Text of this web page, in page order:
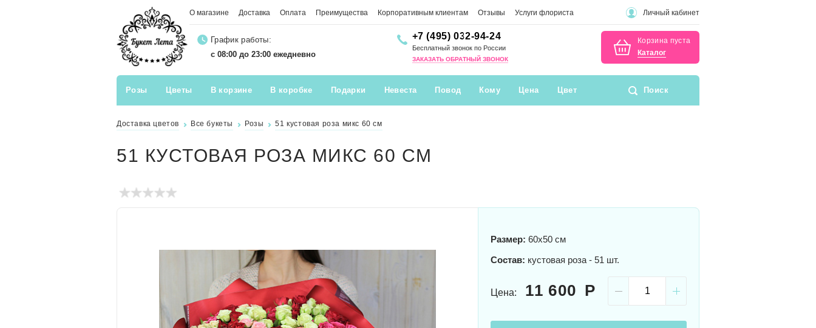
О магазине Доставка Оплата Преимущества Корпоративным клиентам Отзывы Услуги флориста Личный кабинет
График работы:
с 08:00 до 23:00 ежедневно
+7 (495) 032-94-24
Бесплатный звонок по России
ЗАКАЗАТЬ ОБРАТНЫЙ ЗВОНОК
Корзина пуста
Каталог
Розы Цветы В корзине В коробке Подарки Невеста Повод Кому Цена Цвет Поиск
Доставка цветов Все букеты Розы 51 кустовая роза микс 60 см
51 КУСТОВАЯ РОЗА МИКС 60 СМ
Размер: 60x50 см
Состав: кустовая роза - 51 шт.
Цена: 11 600